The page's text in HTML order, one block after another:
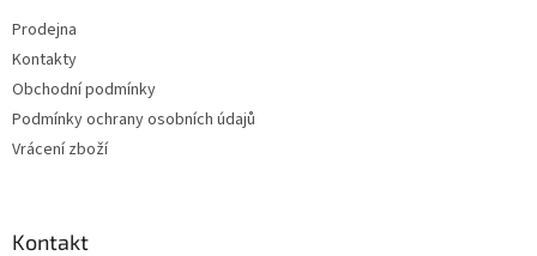
Prodejna
Kontakty
Obchodní podmínky
Podmínky ochrany osobních údajů
Vrácení zboží
Kontakt